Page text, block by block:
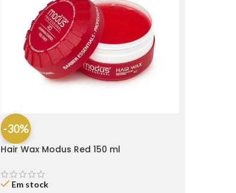
-30%
Hair Wax Modus Red 150 ml
Em stock